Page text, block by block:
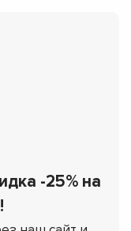
-25% на